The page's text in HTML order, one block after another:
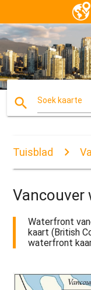
search Soek kaarte
Tuisblad
Waterfront
kaart (British
waterfront